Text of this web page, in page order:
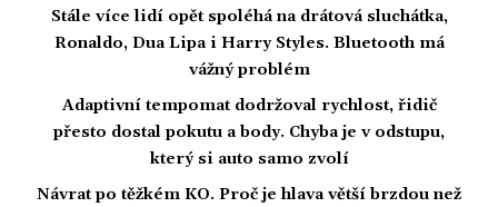
Stále více lidí opět spoléhá na drátová sluchátka,
Ronaldo, Dua Lipa i Harry Styles. Bluetooth má
vážný problém
Adaptivní tempomat dodržoval rychlost, řidič
přesto dostal pokutu a body. Chyba je v odstupu,
který si auto samo zvolí
Návrat po těžkém KO. Proč je hlava větší brzdou než